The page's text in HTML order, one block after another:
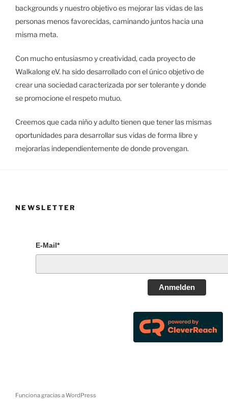
backgrounds y nuestro objetivo es mejorar las vidas de las
personas menos favorecidas, caminando juntos hacia una
misma meta.
Con mucho entusiasmo y creatividad, cada proyecto de
Walkalong eV. ha sido desarrollado con el único objetivo de
crear una sociedad caracterizada por ser tolerante y donde
se promocione el respeto mutuo.
Creemos que cada niño y adulto tienen que tener las mismas
oportunidades para desarrollar sus vidas de forma libre y
mejorarlas independientemente de donde provengan.
NEWSLETTER
E-Mail*
Anmelden
Funciona gracias a WordPress